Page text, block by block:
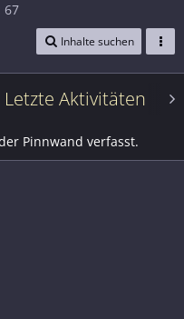
67
Inhalte suchen
Letzte Aktivitäten
Pinnwand verfasst.